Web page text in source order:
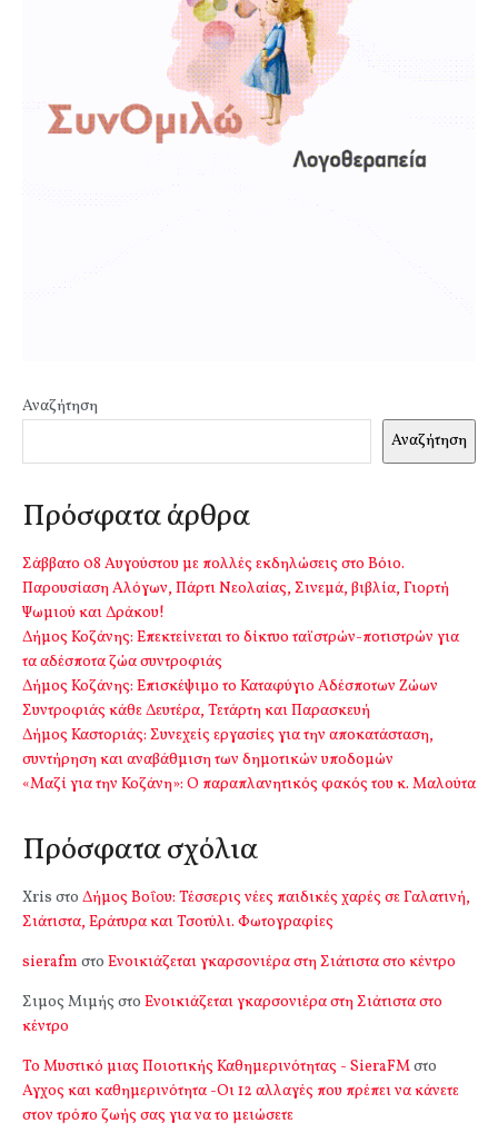
Αναζήτηση
Αναζήτηση
Πρόσφατα άρθρα
Σάββατο 08 Αυγούστου με πολλές εκδηλώσεις στο Βόιο.
Παρουσίαση Αλόγων, Πάρτι Νεολαίας, Σινεμά, βιβλία, Γιορτή
Ψωμιού και Δράκου!
Δήμος Κοζάνης: Επεκτείνεται το δίκτυο ταϊστρών-ποτιστρών για
τα αδέσποτα ζώα συντροφιάς
Δήμος Κοζάνης: Επισκέψιμο το Καταφύγιο Αδέσποτων Ζώων
Συντροφιάς κάθε Δευτέρα, Τετάρτη και Παρασκευή
Δήμος Καστοριάς: Συνεχείς εργασίες για την αποκατάσταση,
συντήρηση και αναβάθμιση των δημοτικών υποδομών
«Μαζί για την Κοζάνη»: Ο παραπλανητικός φακός του κ. Μαλούτα
Πρόσφατα σχόλια
Xris στο Δήμος Βοΐου: Τέσσερις νέες παιδικές χαρές σε Γαλατινή,
Σιάτιστα, Εράτυρα και Τσοτύλι. Φωτογραφίες
sierafm στο Ενοικιάζεται γκαρσονιέρα στη Σιάτιστα στο κέντρο
Σιμος Μιμής στο Ενοικιάζεται γκαρσονιέρα στη Σιάτιστα στο
κέντρο
Το Μυστικό μιας Ποιοτικής Καθημερινότητας - SieraFMστο
Αγχος και καθημερινότητα -Οι 12 αλλαγές που πρέπει να κάνετε
στον τρόπο ζωής σας για να το μειώσετε